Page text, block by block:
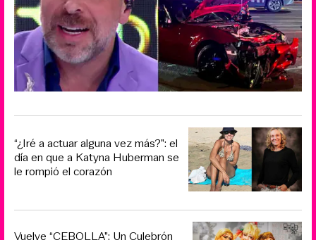
“¿Iré a actuar alguna vez más?”: el
día en que a Katyna Huberman se
le rompió el corazón
Vuelve “CEBOLLA”: Un Culebrón